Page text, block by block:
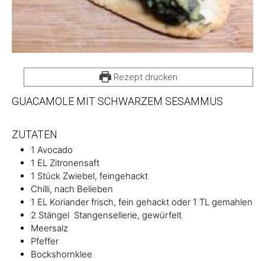
Rezept drucken
GUACAMOLE MIT SCHWARZEM SESAMMUS
ZUTATEN
1 Avocado
1 EL Zitronensaft
1 Stück Zwiebel, feingehackt
Chilli, nach Belieben
1 EL Koriander frisch, fein gehackt oder 1 TL gemahlen
2 Stängel Stangensellerie, gewürfelt
Meersalz
Pfeffer
Bockshornklee